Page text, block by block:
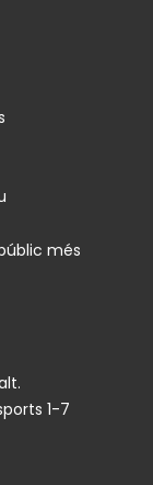
més
1-7